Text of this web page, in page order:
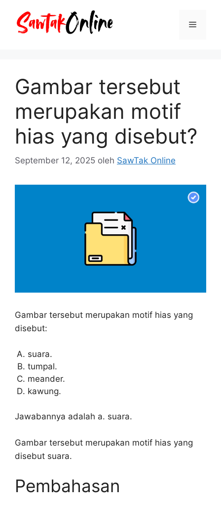
Menu
Gambar tersebut
merupakan motif
hias yang disebut?
September 12, 2025 oleh SawTak Online
Gambar tersebut merupakan motif hias yang
disebut:
suara.
tumpal.
meander.
kawung.
Jawabannya adalah a. suara.
Gambar tersebut merupakan motif hias yang
disebut suara.
Pembahasan